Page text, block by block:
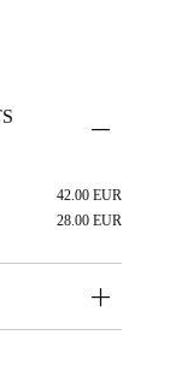
42.00 EUR
28.00 EUR